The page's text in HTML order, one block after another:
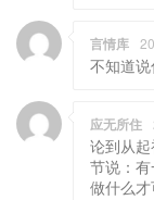
言情库
不知道
应无所住
论到从
节说：
做什么才